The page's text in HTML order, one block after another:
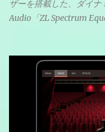
ザーを搭載した、ダイ
Audio「ZL Spectrum